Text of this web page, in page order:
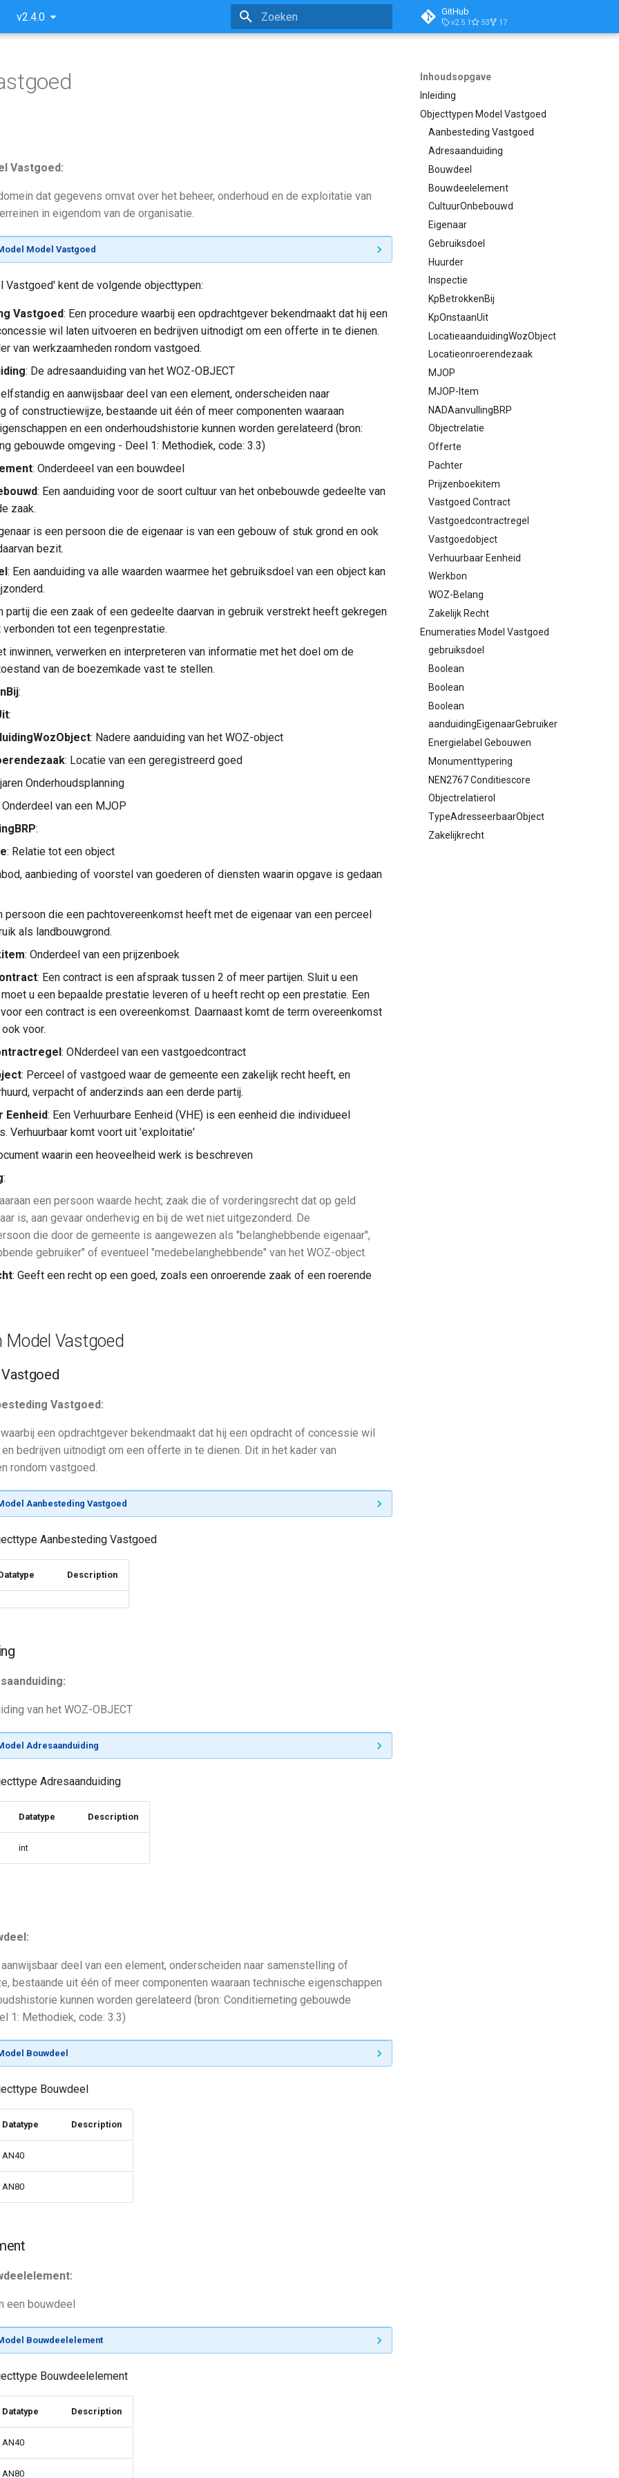
v2.4.0 GitHub
v2.5.1 53 17
Inhoudsopgave
Inleiding
Objecttypen Model Vastgoed
Aanbesteding Vastgoed
Adresaanduiding
Bouwdeel
Bouwdeelelement
CultuurOnbebouwd
Eigenaar
Gebruiksdoel
Huurder
Inspectie
KpBetrokkenBij
KpOnstaanUit
LocatieaanduidingWozObject
Locatieonroerendezaak
MJOP
MJOP-Item
NADAanvullingBRP
Objectrelatie
Offerte
Pachter
Prijzenboekitem
Vastgoed Contract
Vastgoedcontractregel
Vastgoedobject
Verhuurbaar Eenheid
Werkbon
WOZ-Belang
Zakelijk Recht
Enumeraties Model Vastgoed
gebruiksdoel
Boolean
Boolean
Boolean
aanduidingEigenaarGebruiker
Energielabel Gebouwen
Monumenttypering
NEN2767 Conditiescore
Objectrelatierol
TypeAdresseerbaarObject
Zakelijkrecht
Vastgoed:
dat gegevens omvat over het beheer, onderhoud en de exploitatie van
in eigendom van de organisatie.
Model Vastgoed
Vastgoed' kent de volgende objecttypen:
Vastgoed: Een procedure waarbij een opdrachtgever bekendmaakt dat hij een
wil laten uitvoeren en bedrijven uitnodigt om een offerte in te dienen.
van werkzaamheden rondom vastgoed.
: De adresaanduiding van het WOZ-OBJECT
en aanwijsbaar deel van een element, onderscheiden naar
of constructiewijze, bestaande uit één of meer componenten waaraan
en een onderhoudshistorie kunnen worden gerelateerd (bron:
gebouwde omgeving - Deel 1: Methodiek, code: 3.3)
: Onderdeeel van een bouwdeel
: Een aanduiding voor de soort cultuur van het onbebouwde gedeelte van
zaak.
is een persoon die de eigenaar is van een gebouw of stuk grond en ook
bezit.
: Een aanduiding va alle waarden waarmee het gebruiksdoel van een object kan
partij die een zaak of een gedeelte daarvan in gebruik verstrekt heeft gekregen
tot een tegenprestatie.
inwinnen, verwerken en interpreteren van informatie met het doel om de
van de boezemkade vast te stellen.
:
:
: Nadere aanduiding van het WOZ-object
: Locatie van een geregistreerd goed
Onderhoudsplanning
Onderdeel van een MJOP
:
: Relatie tot een object
aanbieding of voorstel van goederen of diensten waarin opgave is gedaan
persoon die een pachtovereenkomst heeft met de eigenaar van een perceel
als landbouwgrond.
: Onderdeel van een prijzenboek
: Een contract is een afspraak tussen 2 of meer partijen. Sluit u een
u een bepaalde prestatie leveren of u heeft recht op een prestatie. Een
een contract is een overeenkomst. Daarnaast komt de term overeenkomst
voor.
: ONderdeel van een vastgoedcontract
: Perceel of vastgoed waar de gemeente een zakelijk recht heeft, en
verpacht of anderzinds aan een derde partij.
Eenheid: Een Verhuurbare Eenheid (VHE) is een eenheid die individueel
Verhuurbaar komt voort uit 'exploitatie'
waarin een heoveelheid werk is beschreven
:
een persoon waarde hecht; zaak die of vorderingsrecht dat op geld
is, aan gevaar onderhevig en bij de wet niet uitgezonderd. De
die door de gemeente is aangewezen als "belanghebbende eigenaar",
gebruiker" of eventueel "medebelanghebbende" van het WOZ-object.
: Geeft een recht op een goed, zoals een onroerende zaak of een roerende
Model Vastgoed
Vastgoed:
een opdrachtgever bekendmaakt dat hij een opdracht of concessie wil
bedrijven uitnodigt om een offerte in te dienen. Dit in het kader van
rondom vastgoed.
Aanbesteding Vastgoed
Aanbesteding Vastgoed
Description
van het WOZ-OBJECT
Adresaanduiding
Adresaanduiding
Datatype Description
int
deel van een element, onderscheiden naar samenstelling of
bestaande uit één of meer componenten waaraan technische eigenschappen
kunnen worden gerelateerd (bron: Conditiemeting gebouwde
1: Methodiek, code: 3.3)
Bouwdeel
Bouwdeel
Datatype Description
AN40
AN80
een bouwdeel
Bouwdeelelement
Bouwdeelelement
Datatype Description
AN40
AN80